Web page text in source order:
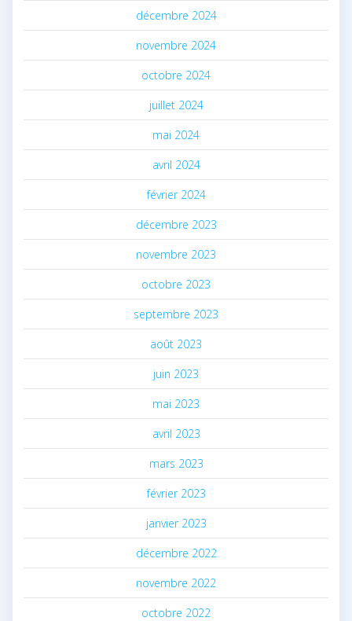
décembre 2024
novembre 2024
octobre 2024
juillet 2024
mai 2024
avril 2024
février 2024
décembre 2023
novembre 2023
octobre 2023
septembre 2023
août 2023
juin 2023
mai 2023
avril 2023
mars 2023
février 2023
janvier 2023
décembre 2022
novembre 2022
octobre 2022